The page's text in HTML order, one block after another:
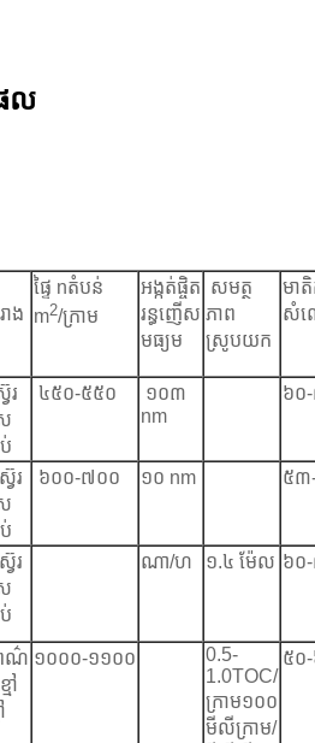
ល
ាង
ផ្ទៃ nតំបន់
m2/ក្រាម
អង្កត់ផ្ចិត
រន្ធញើស
មធ្យម
សមត្ថ
ភាព
ស្រូបយក
មាតិ
សំ
រ
៤៥០-៥៥០
១០៣
nm
៦០
ែរ
៦០០-៧០០ ១០ nm ៥៣
ែរ
ណា/ហ ១.៤ ម៉ែល ៦០
ពណ៌
ៅ
១០០០-១១០០
0.5-
1.0TOC/
ក្រាម១០០
មីលីក្រាម/
៥០